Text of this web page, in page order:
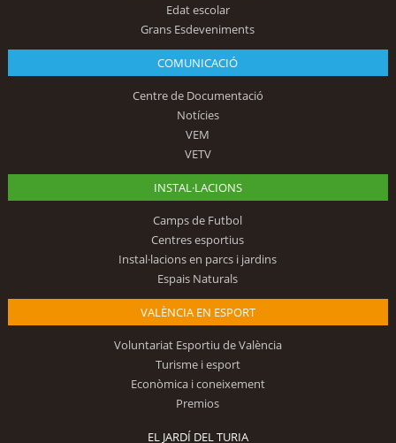
Edat escolar
Grans Esdeveniments
COMUNICACIÓ
Centre de Documentació
Notícies
VEM
VETV
INSTAL·LACIONS
Camps de Futbol
Centres esportius
Instal·lacions en parcs i jardins
Espais Naturals
VALÈNCIA EN ESPORT
Voluntariat Esportiu de València
Turisme i esport
Econòmica i coneixement
Premios
EL JARDÍ DEL TURIA